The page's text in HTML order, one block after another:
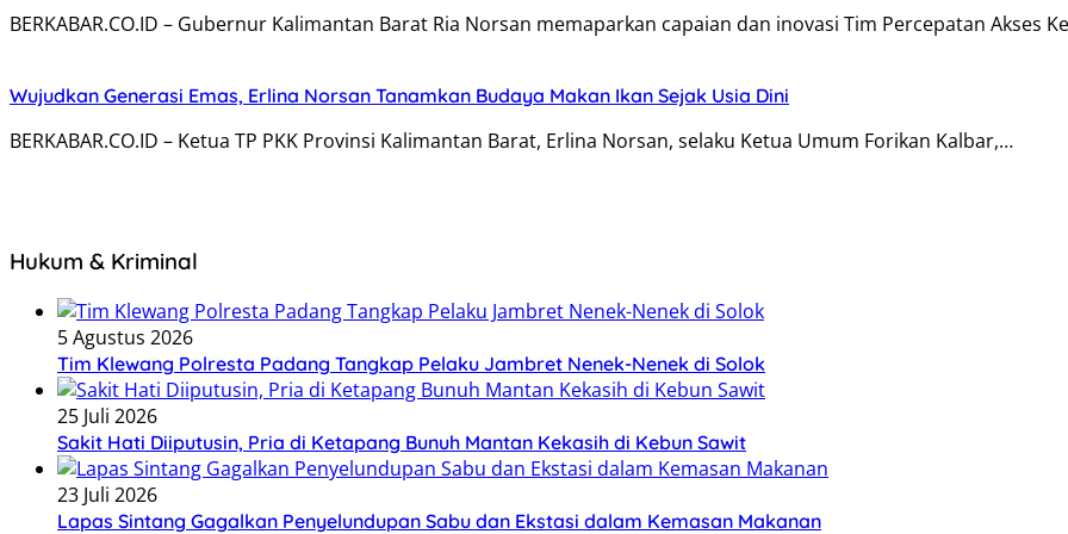
BERKABAR.CO.ID – Gubernur Kalimantan Barat Ria Norsan memaparkan capaian dan inovasi Tim Percepatan Akses
Wujudkan Generasi Emas, Erlina Norsan Tanamkan Budaya Makan Ikan Sejak Usia Dini
BERKABAR.CO.ID – Ketua TP PKK Provinsi Kalimantan Barat, Erlina Norsan, selaku Ketua Umum Forikan Kalbar,…
Hukum & Kriminal
5 Agustus 2026
Tim Klewang Polresta Padang Tangkap Pelaku Jambret Nenek-Nenek di Solok
25 Juli 2026
Sakit Hati Diiputusin, Pria di Ketapang Bunuh Mantan Kekasih di Kebun Sawit
23 Juli 2026
Lapas Sintang Gagalkan Penyelundupan Sabu dan Ekstasi dalam Kemasan Makanan